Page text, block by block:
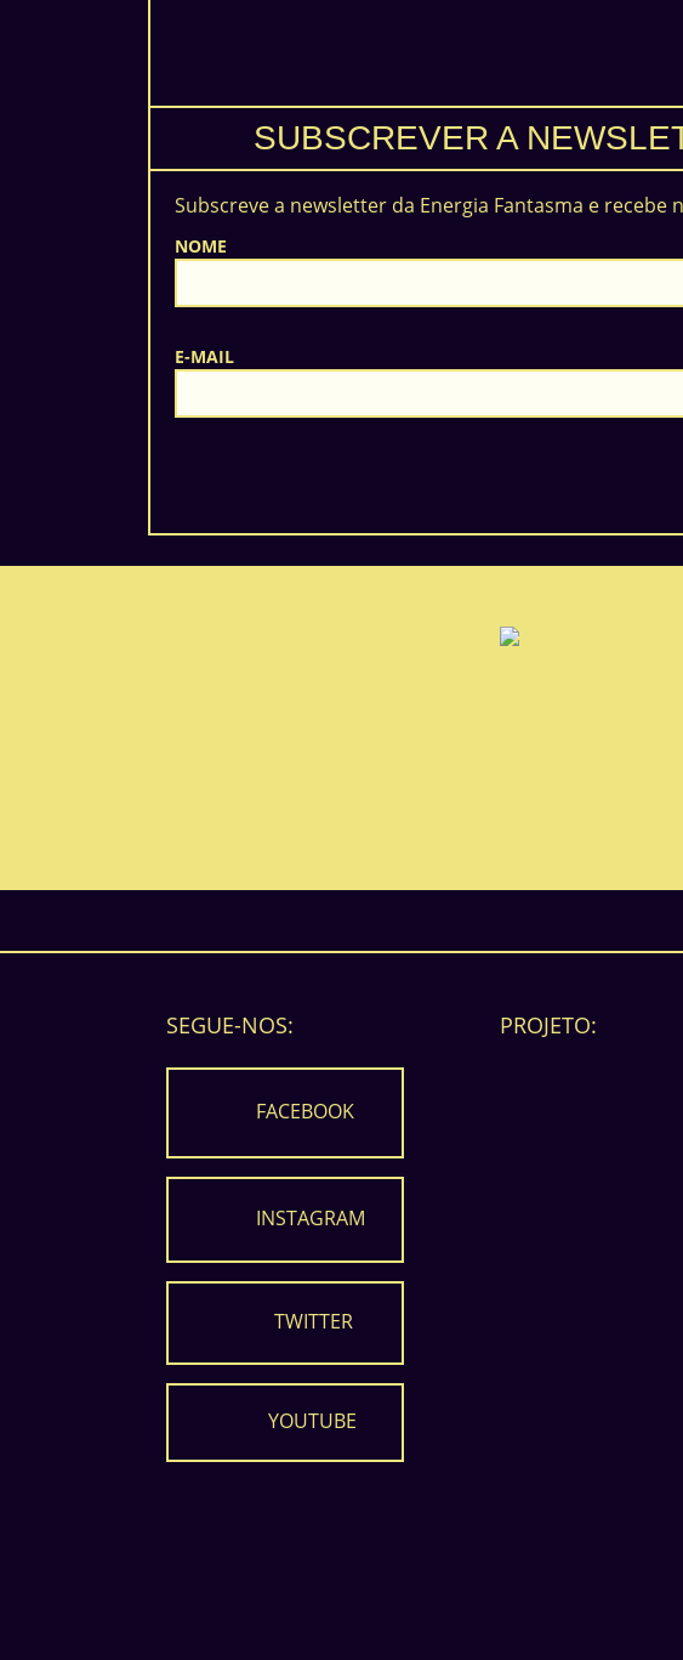
SUBSCREVER A
Subscreve a newsletter da Energia Fantasma e recebe
NOME
E-MAIL
SEGUE-NOS:
FACEBOOK
INSTAGRAM
TWITTER
YOUTUBE
PROJETO: